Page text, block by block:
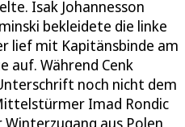
Isak Johannesson
bekleidete die linke
lief mit Kapitänsbinde am
auf. Während Cenk
noch nicht dem
Imad Rondic
aus Polen